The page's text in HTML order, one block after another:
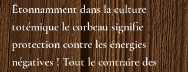
Étonnamment dans la culture
totémique le corbeau signifie
protection contre les énergies
négatives ! Tout le contraire des